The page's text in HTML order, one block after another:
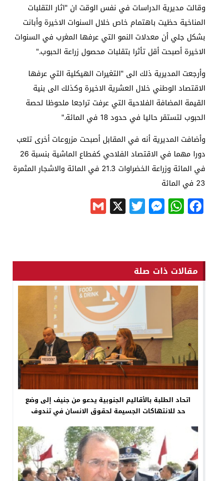
وقالت مديرية الدراسات في نفس الوقت ان "اثار التقلبات
المناخية حظيت باهتمام خاص خلال السنوات الاخيرة وأبانت
بشكل جلي أن معدلات النمو التي عرفها المغرب في السنوات
الاخيرة أصبحت أقل تأثرا بتقلبات محصول زراعة الحبوب."
وأرجعت المديرية ذلك الى "التغيرات الهيكلية التي عرفها
الاقتصاد الوطني خلال العشرية الاخيرة وكذلك الى بنية
القيمة المضافة الفلاحية التي عرفت تراجعا ملحوظا لحصة
الحبوب لتستقر حاليا في حدود 18 في المائة."
وأضافت المديرية أنه في المقابل أصبحت مزروعات أخرى تلعب
دورا مهما في الاقتصاد الفلاحي كفطاع الماشية بنسبة 26
في المائة وزراعة الخضراوات 21.3 في المائة والاشجار المثمرة
23 في المائة
Facebook
WhatsApp
Messenger
Twitter
X
مقالات ذات صلة
اتحاد الطلبة بالأقاليم الجنوبية يدعو من جنيف إلى وضع
حد للانتهاكات الجسيمة لحقوق الانسان في تندوف